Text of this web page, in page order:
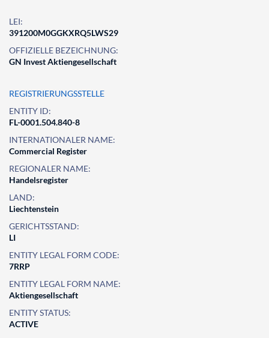
LEI:
391200M0GGKXRQ5LWS29
OFFIZIELLE BEZEICHNUNG:
GN Invest Aktiengesellschaft
REGISTRIERUNGSSTELLE
ENTITY ID:
FL-0001.504.840-8
INTERNATIONALER NAME:
Commercial Register
REGIONALER NAME:
Handelsregister
LAND:
Liechtenstein
GERICHTSSTAND:
LI
ENTITY LEGAL FORM CODE:
7RRP
ENTITY LEGAL FORM NAME:
Aktiengesellschaft
ENTITY STATUS:
ACTIVE